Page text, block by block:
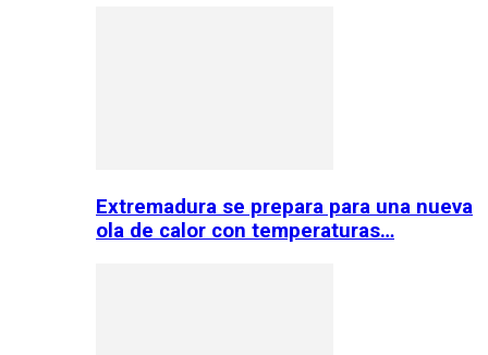
Extremadura se prepara para una nueva
ola de calor con temperaturas…